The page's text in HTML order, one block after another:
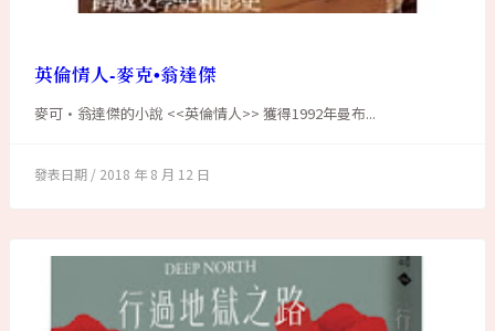
英倫情人-麥克•翁達傑
麥可•翁達傑的小說 <<英倫情人>> 獲得1992年曼布...
2018 年 8 月 12 日